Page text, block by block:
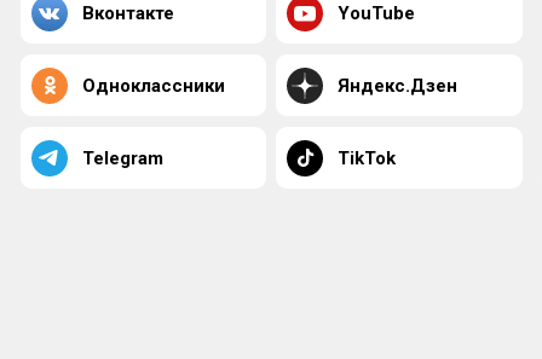
Вконтакте YouTube
Одноклассники Яндекс.Дзен
Telegram TikTok